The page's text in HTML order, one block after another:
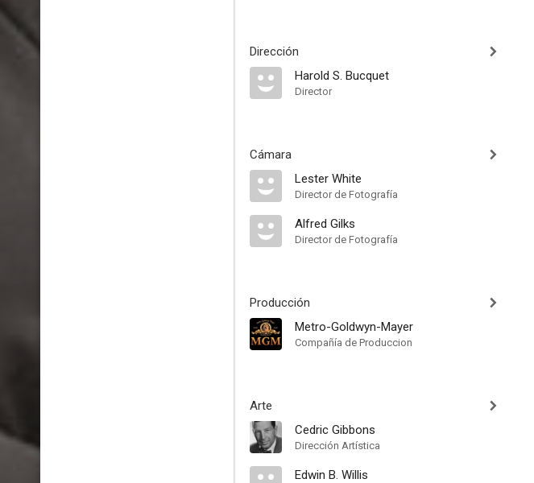
Dirección
Harold S. Bucquet
Director
Cámara
Lester White
Director de Fotografía
Alfred Gilks
Director de Fotografía
Producción
Metro-Goldwyn-Mayer
Compañía de Produccion
Arte
Cedric Gibbons
Dirección Artística
Edwin B. Willis